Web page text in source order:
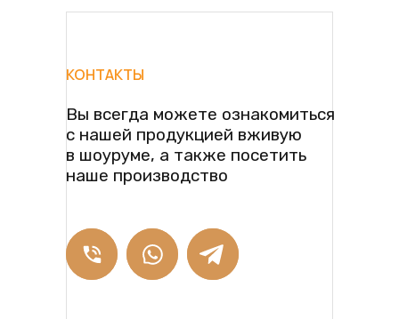
КОНТАКТЫ
Вы всегда можете ознакомиться
с нашей продукцией вживую
в шоуруме, а также посетить
наше производство